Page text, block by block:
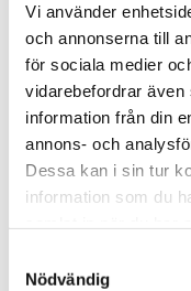
Vi använder
och annonserna till
för sociala medier
vidarebefordrar även
information från din
annons- och
Dessa kan i sin tur
information som du
Nödvändig
Finns i lager
Beskrivning